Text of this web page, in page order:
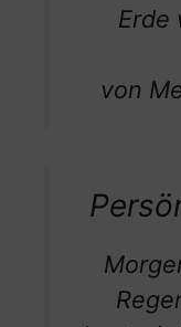
Erde
von